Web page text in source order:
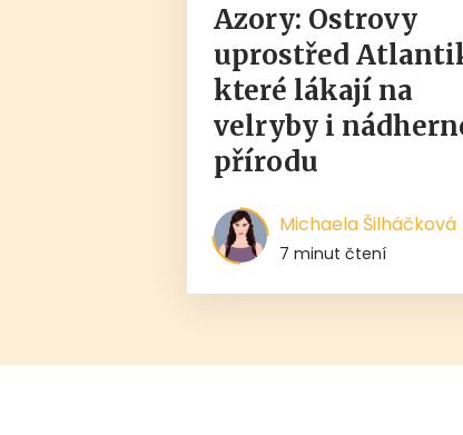
Azory: Ostrovy
uprostřed
které lákají na
velryby i
přírodu
Michaela Šilháčková
7 minut čtení